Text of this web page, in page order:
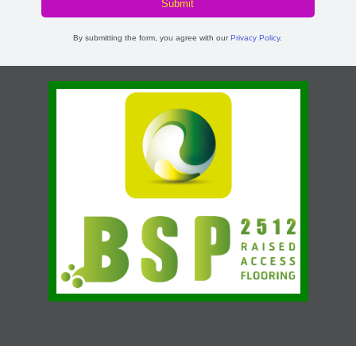
By submitting the form, you agree with our Privacy Policy.